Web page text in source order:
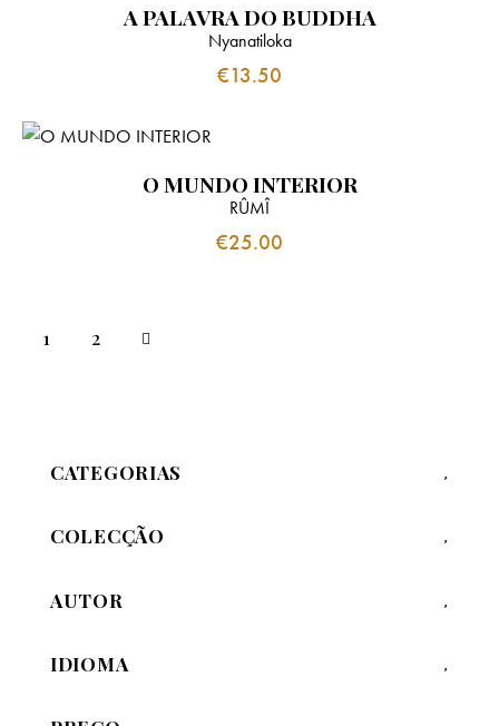
A PALAVRA DO BUDDHA
Nyanatiloka
€13.50
O MUNDO INTERIOR
RÛMÎ
€25.00
1 2
→
CATEGORIAS
COLECÇÃO
AUTOR
IDIOMA